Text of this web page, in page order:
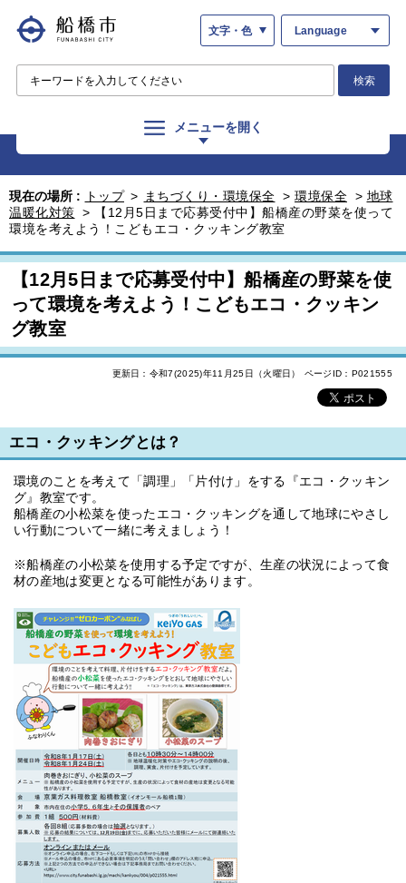
文字・色 Language
検索
メニューを開く
現在の場所 : トップ > まちづくり・環境保全 > 環境保全 > 地球
温暖化対策 >
【12月5日まで応募受付中】船橋産の野菜を使って
環境を考えよう！こどもエコ・クッキング教室
【12月5日まで応募受付中】船橋産の野菜を使
って環境を考えよう！こどもエコ・クッキン
グ教室
更新日：令和7(2025)年11月25日（火曜日） ページID：P021555
エコ・クッキングとは？
環境のことを考えて「調理」「片付け」をする『エコ・クッキン
グ』教室です。
船橋産の小松菜を使ったエコ・クッキングを通して地球にやさし
い行動について一緒に考えましょう！
※船橋産の小松菜を使用する予定ですが、生産の状況によって食
材の産地は変更となる可能性があります。